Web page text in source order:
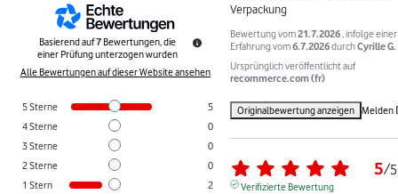
Basierend auf7 Bewertungen, die
einer Prüfung unterzogen wurden
Alle Bewertungen auf dieser Website ansehen
5Sterne
5
4Sterne
0
3Sterne
0
2Sterne
0
1 Stern 2
Verpackung
Bewertung vom21.7.2026 , infolge einer
Erfahrung vom6.7.2026durchCyrille G.
Ursprünglich veröffentlicht auf
recommerce.com (fr)
Originalbewertung anzeigen Melden
5/5
Verifizierte Bewertung